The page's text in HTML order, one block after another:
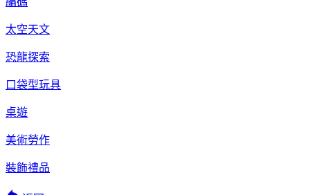
太空天文
恐龍探索
口袋型玩具
桌遊
美術勞作
裝飾禮品